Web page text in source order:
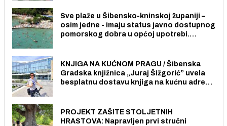
Sve plaže u Šibensko-kninskoj županiji –
osim jedne - imaju status javno dostupnog
pomorskog dobra u općoj upotrebi.
KNJIGA NA KUĆNOM PRAGU / Šibenska
Gradska knjižnica „Juraj Šižgorić” uvela
besplatnu dostavu knjiga na kućnu adresu
PROJEKT ZAŠITE STOLJETNIH
HRASTOVA: Napravljen prvi stručni